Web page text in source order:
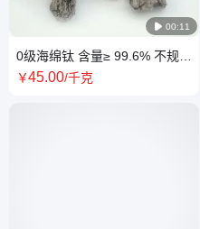
 00:11
0级海绵钛 含量≥ 99.6% 不规则
形状 科研试验用 钛颗粒 3-
￥45.00/千克